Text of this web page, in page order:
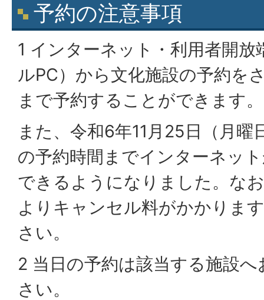
予約の注意事項
1 インターネット・利用者開
ルPC）から文化施設の予約を
まで予約することができます。
また、令和6年11月25日（月曜
の予約時間までインターネッ
できるようになりました。な
よりキャンセル料がかかりま
さい。
2 当日の予約は該当する施設
さい。